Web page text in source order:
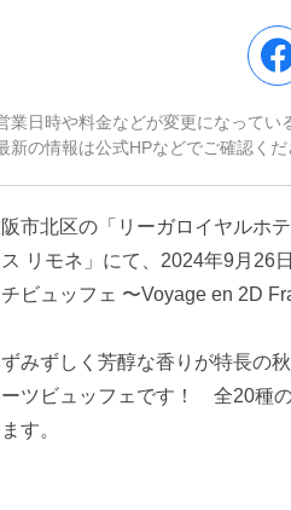
業日時や料金などが変更になってい
新の情報は公式HPなどでご確認く
市北区の「リーガロイヤルホ
ス リモネ」にて、2024年9月26
チビュッフェ 〜Voyage en 2D
みずしく芳醇な香りが特長の
ツビュッフェです！ 全20種
す。